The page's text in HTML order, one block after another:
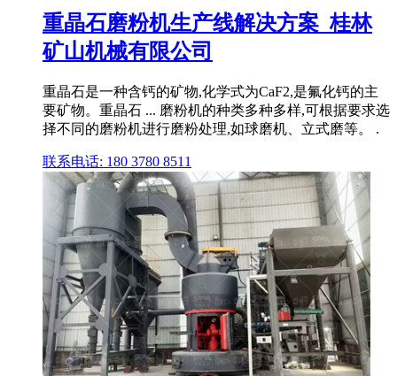
重晶石磨粉机生产线解决方案_桂林
矿山机械有限公司
重晶石是一种含钙的矿物,化学式为CaF2,是氟化钙的主
要矿物。重晶石 ... 磨粉机的种类多种多样,可根据要求选
择不同的磨粉机进行磨粉处理,如球磨机、立式磨等。 .
联系电话: 180 3780 8511